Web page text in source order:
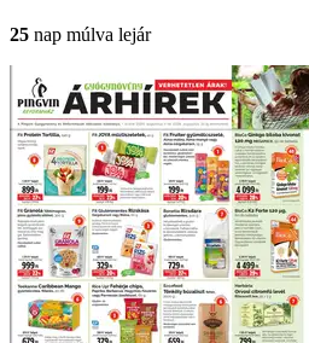
25 nap múlva lejár